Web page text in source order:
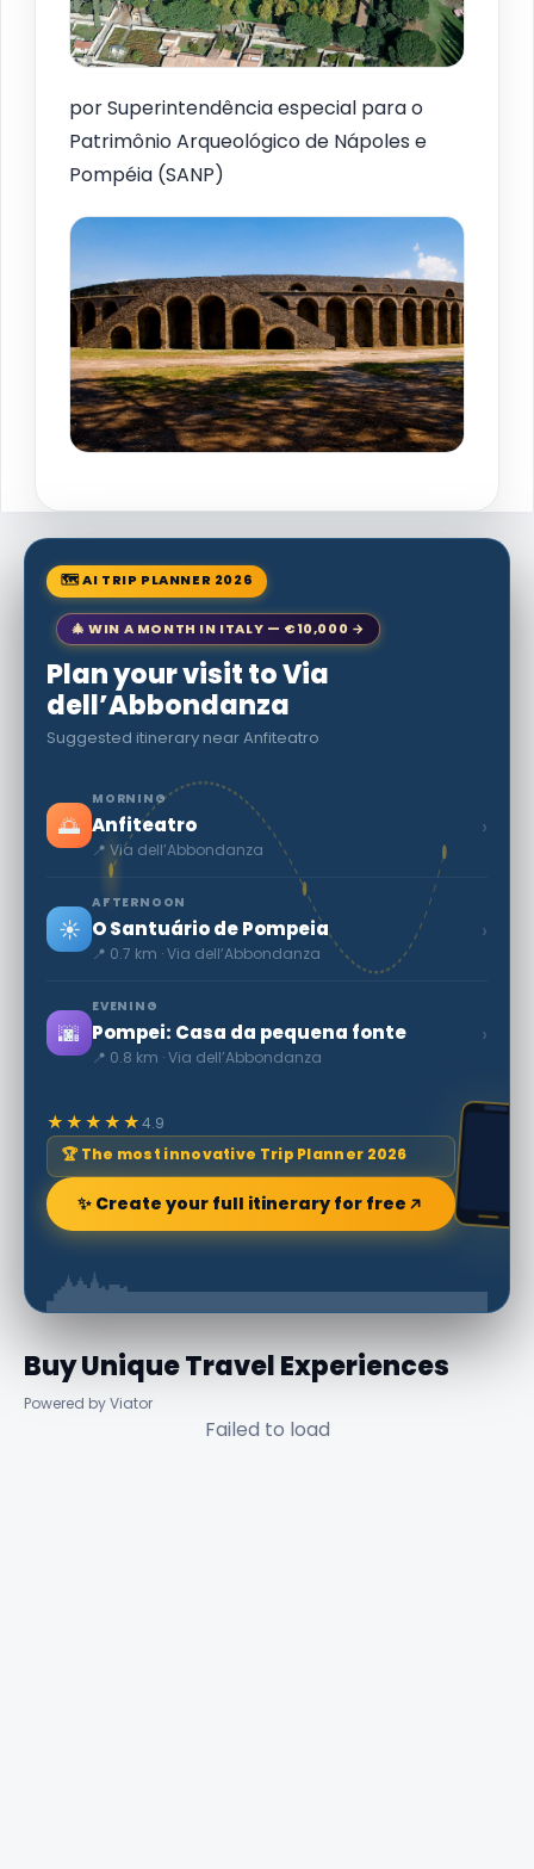
por Superintendência especial para o
Patrimônio Arqueológico de Nápoles e
Pompéia (SANP)
🗺 AI TRIP PLANNER 2026
🎄 WIN A MONTH IN ITALY — €10,000 →
Plan your visit to Via
dell’Abbondanza
Suggested itinerary near Anfiteatro
🌅
MORNING
Anfiteatro
📍 Via dell’Abbondanza
›
☀️
AFTERNOON
O Santuário de Pompeia
📍 0.7 km · Via dell’Abbondanza
›
🌆
EVENING
Pompei: Casa da pequena fonte
📍 0.8 km · Via dell’Abbondanza
›
★★★★★4.9
🏆 The most innovative Trip Planner 2026
✨ Create your full itinerary for free
Buy Unique Travel Experiences
Powered by Viator
Failed to load